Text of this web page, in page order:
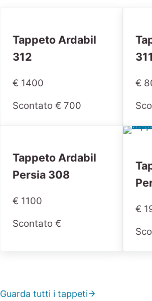
Tappeto Ardabil
312
€ 1400
Scontato € 700
311
€
Tappeto Ardabil
Persia 308
€ 1100
Scontato €
€
Guarda tutti i tappeti